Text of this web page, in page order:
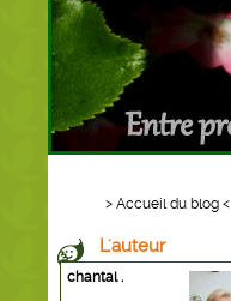
> Accueil du blog <
L'auteur
chantal .